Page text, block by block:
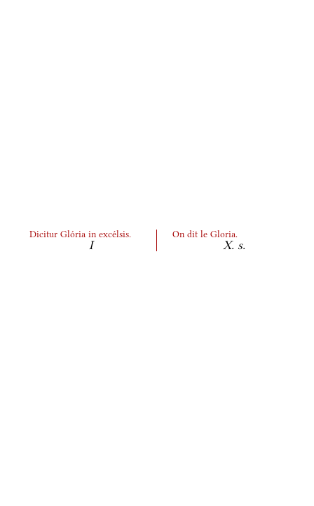
Dicitur Glória in excélsis. On dit le Gloria.
I X. s.